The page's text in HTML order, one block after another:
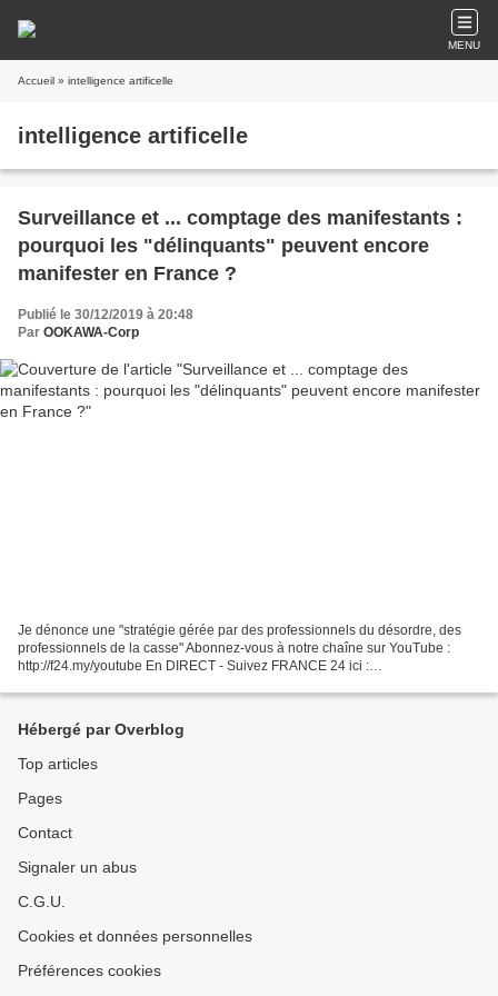
MENU
Accueil » intelligence artificelle
intelligence artificelle
Surveillance et ... comptage des manifestants :
pourquoi les "délinquants" peuvent encore
manifester en France ?
Publié le 30/12/2019 à 20:48
Par OOKAWA-Corp
Je dénonce une "stratégie gérée par des professionnels du désordre, des
professionnels de la casse" Abonnez-vous à notre chaîne sur YouTube :
http://f24.my/youtube En DIRECT - Suivez FRANCE 24 ici :
Hébergé par Overblog
Top articles
Pages
Contact
Signaler un abus
C.G.U.
Cookies et données personnelles
Préférences cookies